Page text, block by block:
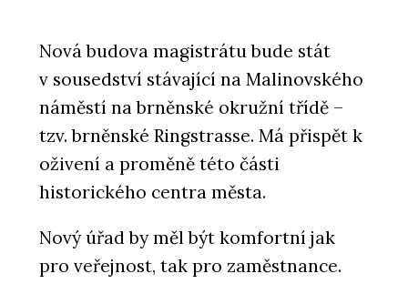
SLUŽBY
Hliněné omítky - Hlinaři
Nová budova magistrátu bude stát
v sousedství stávající na Malinovského
náměstí na brněnské okružní třídě –
tzv. brněnské Ringstrasse. Má přispět k
oživení a proměně této části
historického centra města.
Nový úřad by měl být komfortní jak
pro veřejnost, tak pro zaměstnance.